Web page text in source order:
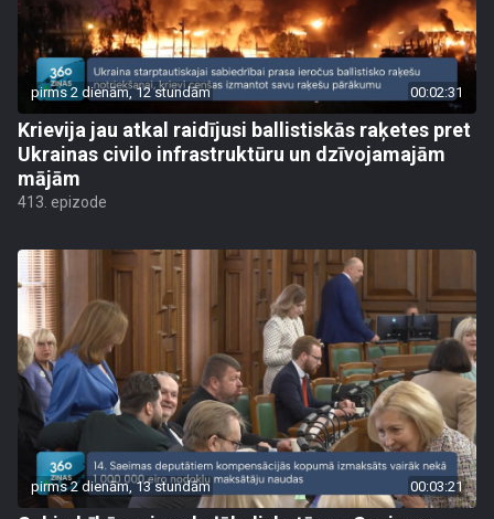
pirms 2 dienām, 12 stundām 00:02:31
Krievija jau atkal raidījusi ballistiskās raķetes pret
Ukrainas civilo infrastruktūru un dzīvojamajām
mājām
413. epizode
pirms 2 dienām, 13 stundām 00:03:21